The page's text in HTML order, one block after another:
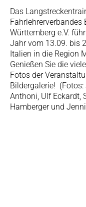
Das
Fahrlehrerverbandes
Württemberg e.V.
Jahr vom 13.09. bis
Italien in die Region
Genießen Sie die
Fotos der
Bildergalerie! (Fotos:
Anthoni, Ulf Eckardt,
Hamberger und